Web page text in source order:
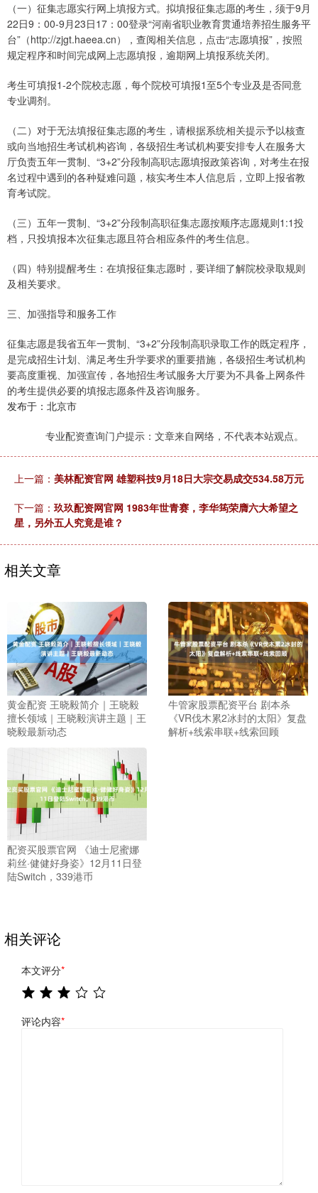
（一）征集志愿实行网上填报方式。拟填报征集志愿的考生，须于9月
22日9：00-9月23日17：00登录“河南省职业教育贯通培养招生服务平
台”（http://zjgt.haeea.cn），查阅相关信息，点击“志愿填报”，按照
规定程序和时间完成网上志愿填报，逾期网上填报系统关闭。
考生可填报1-2个院校志愿，每个院校可填报1至5个专业及是否同意
专业调剂。
（二）对于无法填报征集志愿的考生，请根据系统相关提示予以核查
或向当地招生考试机构咨询，各级招生考试机构要安排专人在服务大
厅负责五年一贯制、“3+2”分段制高职志愿填报政策咨询，对考生在报
名过程中遇到的各种疑难问题，核实考生本人信息后，立即上报省教
育考试院。
（三）五年一贯制、“3+2”分段制高职征集志愿按顺序志愿规则1:1投
档，只投填报本次征集志愿且符合相应条件的考生信息。
（四）特别提醒考生：在填报征集志愿时，要详细了解院校录取规则
及相关要求。
三、加强指导和服务工作
征集志愿是我省五年一贯制、“3+2”分段制高职录取工作的既定程序，
是完成招生计划、满足考生升学要求的重要措施，各级招生考试机构
要高度重视、加强宣传，各地招生考试服务大厅要为不具备上网条件
的考生提供必要的填报志愿条件及咨询服务。
发布于：北京市
专业配资查询门户提示：文章来自网络，不代表本站观点。
上一篇： 美林配资官网 雄塑科技9月18日大宗交易成交534.58万元
下一篇： 玖玖配资网官网 1983年世青赛，李华筠荣膺六大希望之
星，另外五人究竟是谁？
相关文章
黄金配资 王晓毅简介｜王晓毅
擅长领域｜王晓毅演讲主题｜王
晓毅最新动态
牛管家股票配资平台 剧本杀
《VR伐木累2冰封的太阳》复盘
解析+线索串联+线索回顾
配资买股票官网 《迪士尼蜜娜
莉丝·健健好身姿》12月11日登
陆Switch，339港币
相关评论
本文评分*
评论内容*